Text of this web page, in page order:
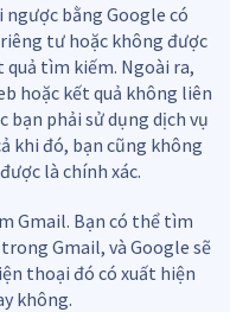
bằng Google có
tư hoặc không được
tìm kiếm. Ngoài ra,
hoặc kết quả không liên
bạn phải sử dụng dịch vụ
khi đó, bạn cũng không
là chính xác.
Gmail. Bạn có thể tìm
Gmail, và Google sẽ
thoại đó có xuất hiện
không.